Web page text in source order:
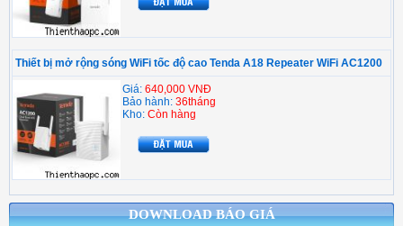
DOWNLOAD BÁO GIÁ
Thiết bị mở rộng sóng WiFi tốc độ cao Tenda A18 Repeater WiFi AC1200
Giá: 640,000 VNĐ
Bảo hành: 36tháng
Kho: Còn hàng